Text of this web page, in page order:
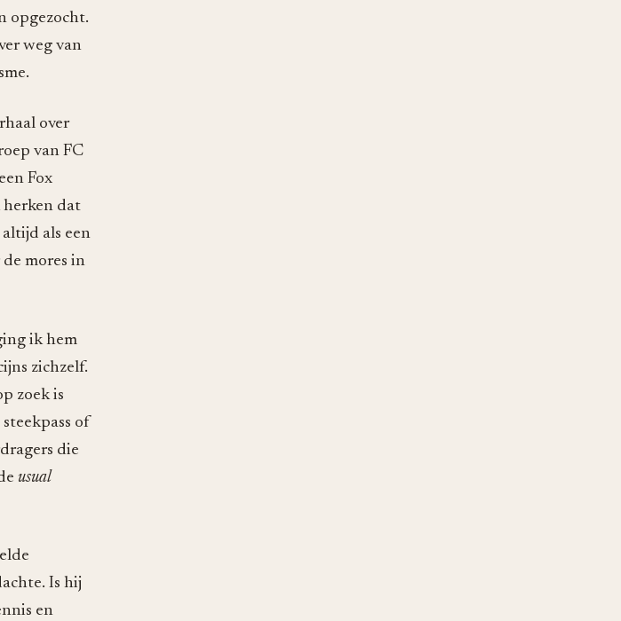
opgezocht.
weg van
over
van FC
Fox
herken dat
altijd als een
mores in
ik hem
zichzelf.
zoek is
of
die
usual
Is hij
en